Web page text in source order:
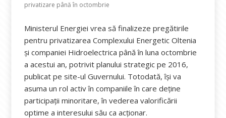
privatizare până în octombrie
Ministerul Energiei vrea să finalizeze pregătirile
pentru privatizarea Complexului Energetic Oltenia
și companiei Hidroelectrica până în luna octombrie
a acestui an, potrivit planului strategic pe 2016,
publicat pe site-ul Guvernului. Totodată, își va
asuma un rol activ în companiile în care deține
participații minoritare, în vederea valorificării
optime a interesului său ca acționar.